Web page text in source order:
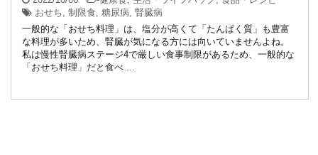
おせち, 制限食, 糖尿病, 腎臓病
一般的な「おせち料理」は、塩分が高くて「たんぱく質」も豊富
な料理が多いため、腎臓が気になる方には向いていませんよね。
私は慢性腎臓病ステージ4で厳しい食事制限があるため、一般的な
「おせち料理」だと食べ ...